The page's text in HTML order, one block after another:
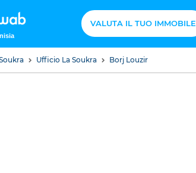
VALUTA IL TUO IMMOBILE
Ufficio La Soukra Borj Louzir